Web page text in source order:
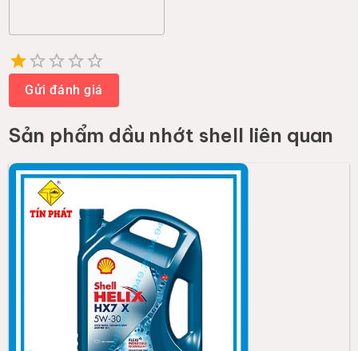
1 Star
2 Stars
3 Stars
4 Stars
5 Stars
Gửi đánh giá
Sản phẩm dầu nhớt shell liên quan